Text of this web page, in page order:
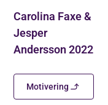
Carolina Faxe &
Jesper
Andersson 2022
Motivering